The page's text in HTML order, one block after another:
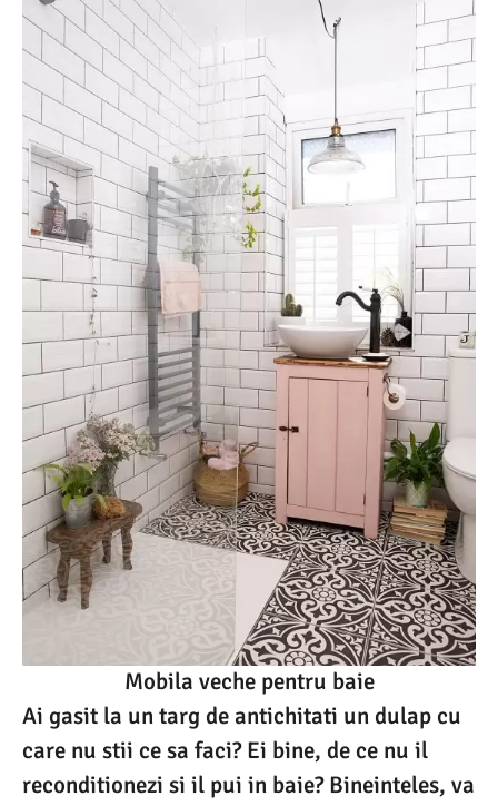
Mobila veche pentru baie
Ai gasit la un targ de antichitati un dulap cu
care nu stii ce sa faci? Ei bine, de ce nu il
reconditionezi si il pui in baie? Bineinteles, va